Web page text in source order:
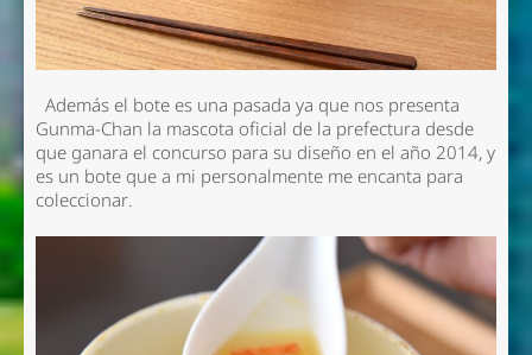
Además el bote es una pasada ya que nos presenta
Gunma-Chan la mascota oficial de la prefectura desde
que ganara el concurso para su diseño en el año 2014, y
es un bote que a mi personalmente me encanta para
coleccionar.